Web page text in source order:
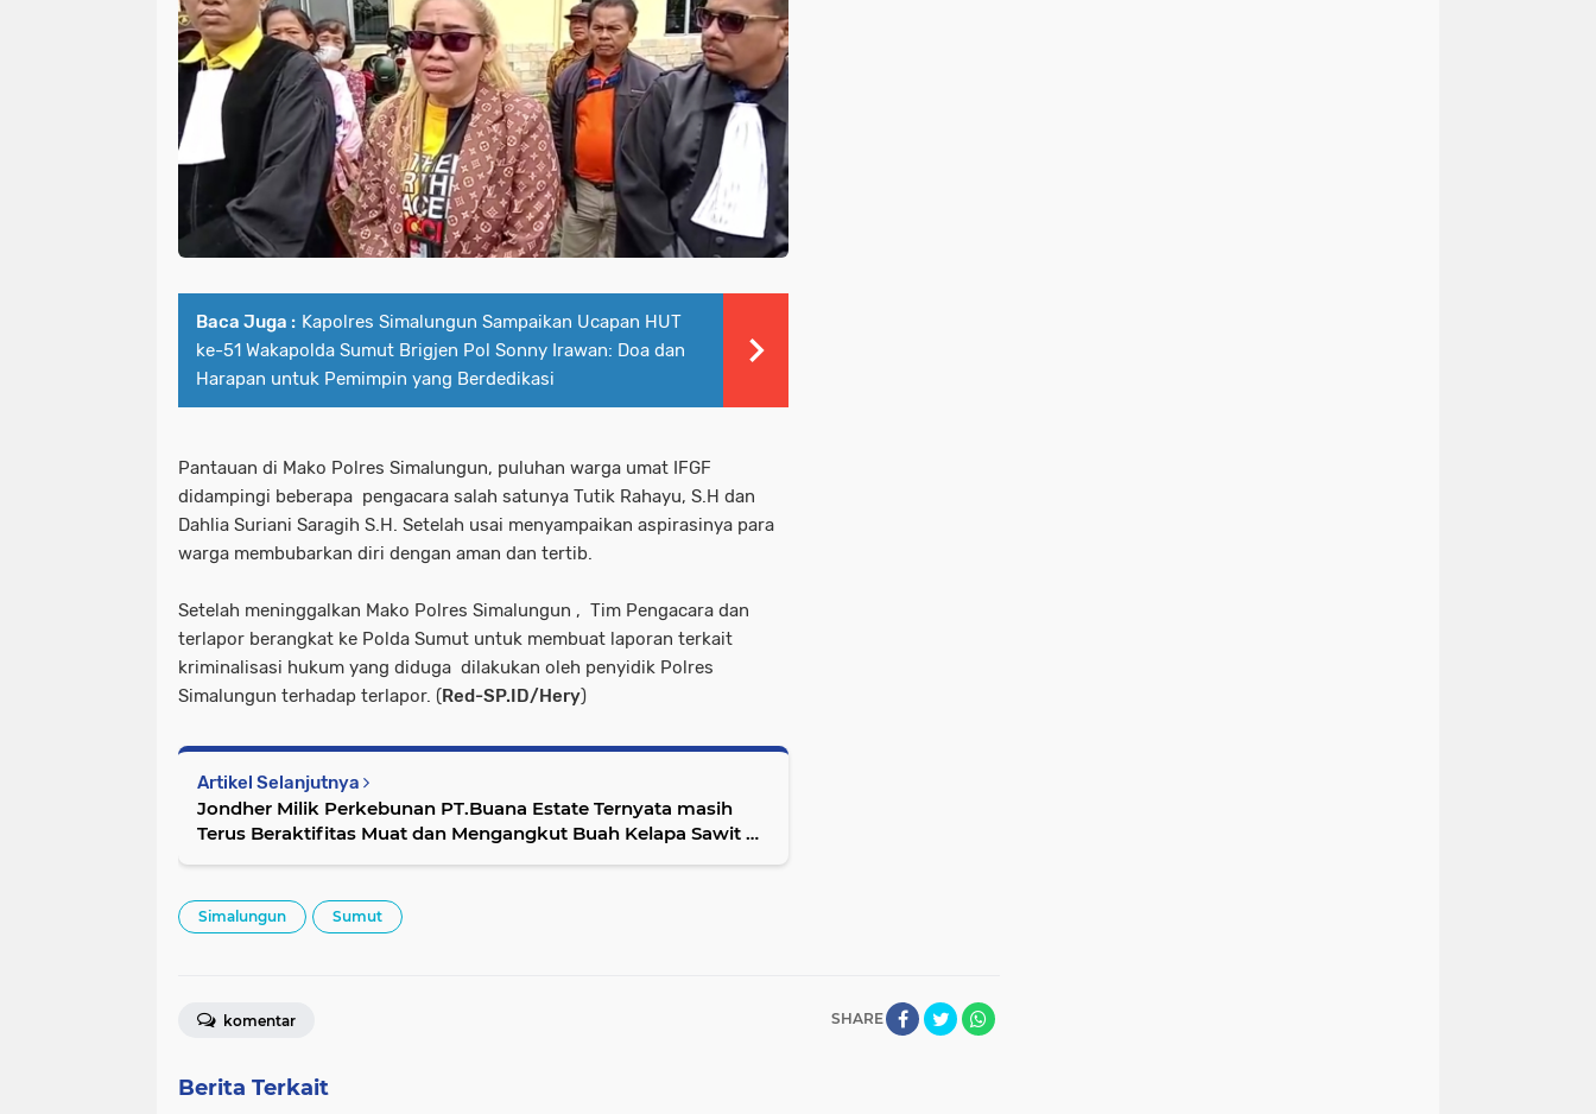
Baca Juga : Kapolres Simalungun Sampaikan Ucapan HUT
ke-51 Wakapolda Sumut Brigjen Pol Sonny Irawan: Doa dan
Harapan untuk Pemimpin yang Berdedikasi
Pantauan di Mako Polres Simalungun, puluhan warga umat IFGF
didampingi beberapa pengacara salah satunya Tutik Rahayu, S.H dan
Dahlia Suriani Saragih S.H. Setelah usai menyampaikan aspirasinya para
warga membubarkan diri dengan aman dan tertib.
Setelah meninggalkan Mako Polres Simalungun , Tim Pengacara dan
terlapor berangkat ke Polda Sumut untuk membuat laporan terkait
kriminalisasi hukum yang diduga dilakukan oleh penyidik Polres
Simalungun terhadap terlapor. (Red-SP.ID/Hery)
Artikel Selanjutnya
Jondher Milik Perkebunan PT.Buana Estate Ternyata masih
Terus Beraktifitas Muat dan Mengangkut Buah Kelapa Sawit di
Simalungun Sumut
SHARE
komentar
Berita Terkait